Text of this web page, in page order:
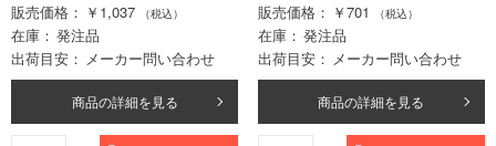
販売価格
￥1,037 （税込）
在庫
発注品
出荷目安
メーカー問い合わせ
商品の詳細を見る
販売価格
￥701 （税込）
在庫
発注品
出荷目安
メーカー問い合わせ
商品の詳細を見る